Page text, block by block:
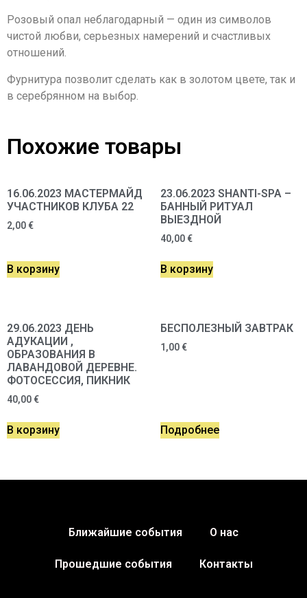
Розовый опал неблагодарный — один из символов
чистой любви, серьезных намерений и счастливых
отношений.
Фурнитура позволит сделать как в золотом цвете, так и
в серебрянном на выбор.
Похожие товары
16.06.2023 МАСТЕРМАЙД
УЧАСТНИКОВ КЛУБА 22
2,00€
В корзину
23.06.2023 SHANTI-SPA –
БАННЫЙ РИТУАЛ
ВЫЕЗДНОЙ
40,00€
В корзину
29.06.2023 ДЕНЬ
АДУКАЦИИ ,
ОБРАЗОВАНИЯ В
ЛАВАНДОВОЙ ДЕРЕВНЕ.
ФОТОСЕССИЯ, ПИКНИК
40,00€
В корзину
БЕСПОЛЕЗНЫЙ ЗАВТРАК
1,00€
Подробнее
Ближайшие события О нас
Прошедшие события Контакты